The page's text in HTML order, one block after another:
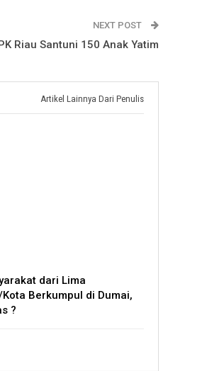
NEXT POST
Riau Santuni 150 Anak Yatim
Artikel Lainnya Dari Penulis
dari Lima
Berkumpul di Dumai,
?